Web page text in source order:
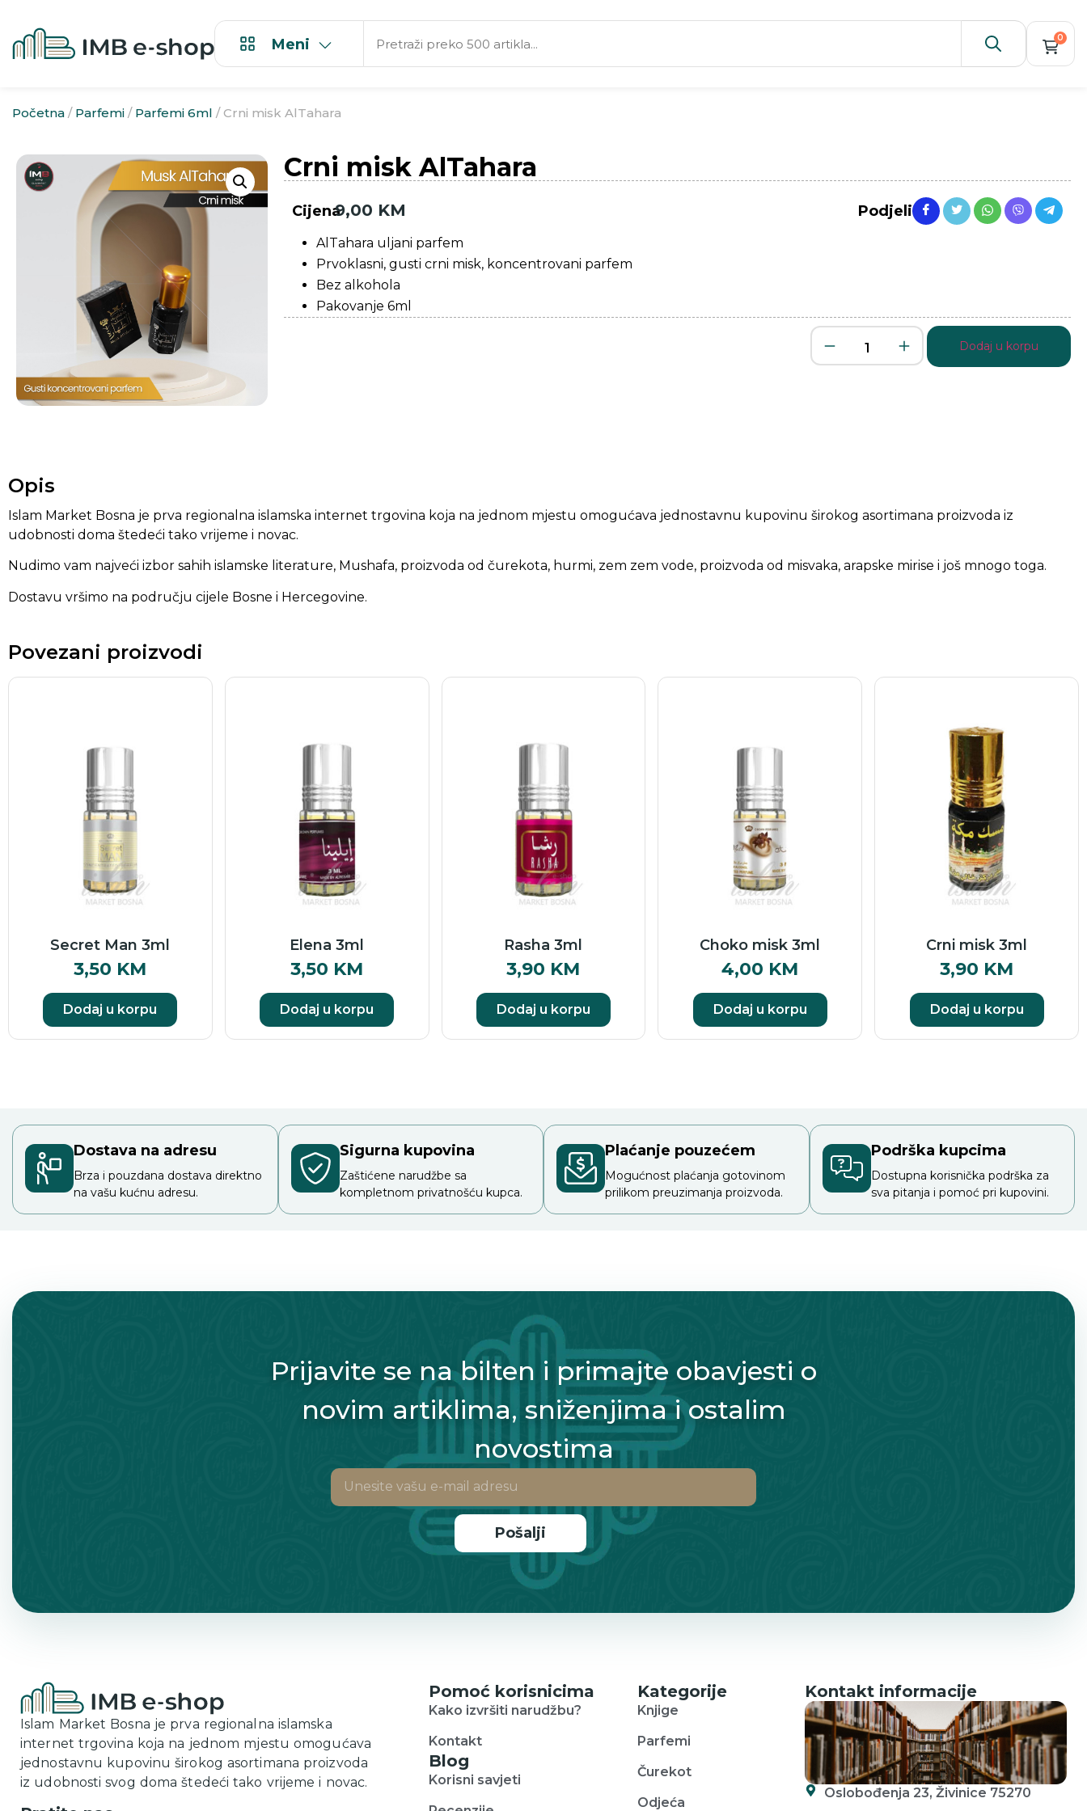
Meni 0
Početna / Parfemi / Parfemi 6ml / Crni misk AlTahara
Crni misk AlTahara
Cijena9,00 KM Podjeli
AlTahara uljani parfem
Prvoklasni, gusti crni misk, koncentrovani parfem
Bez alkohola
Pakovanje 6ml
Dodaj u korpu
Opis
Islam Market Bosna je prva regionalna islamska internet trgovina koja na jednom mjestu omogućava jednostavnu kupovinu širokog asortimana proizvoda iz
udobnosti doma štedeći tako vrijeme i novac.
Nudimo vam najveći izbor sahih islamske literature, Mushafa, proizvoda od čurekota, hurmi, zem zem vode, proizvoda od misvaka, arapske mirise i još mnogo toga.
Dostavu vršimo na području cijele Bosne i Hercegovine.
Povezani proizvodi
Secret Man 3ml
3,50 KM
Dodaj u korpu
Elena 3ml
3,50 KM
Dodaj u korpu
Rasha 3ml
3,90 KM
Dodaj u korpu
Choko misk 3ml
4,00 KM
Dodaj u korpu
Crni misk 3ml
3,90 KM
Dodaj u korpu
Dostava na adresu
Brza i pouzdana dostava direktno
na vašu kućnu adresu.
Sigurna kupovina
Zaštićene narudžbe sa
kompletnom privatnošću kupca.
Plaćanje pouzećem
Mogućnost plaćanja gotovinom
prilikom preuzimanja proizvoda.
Podrška kupcima
Dostupna korisnička podrška za
sva pitanja i pomoć pri kupovini.
Prijavite se na bilten i primajte obavjesti o
novim artiklima, sniženjima i ostalim
novostima
Pošalji
Islam Market Bosna je prva regionalna islamska
internet trgovina koja na jednom mjestu omogućava
jednostavnu kupovinu širokog asortimana proizvoda
iz udobnosti svog doma štedeći tako vrijeme i novac.
Pomoć korisnicima
Kako izvršiti narudžbu?
Kontakt
Blog
Korisni savjeti
Kategorije
Knjige
Parfemi
Čurekot
Odjeća
Kontakt informacije
Oslobođenja 23, Živinice 75270